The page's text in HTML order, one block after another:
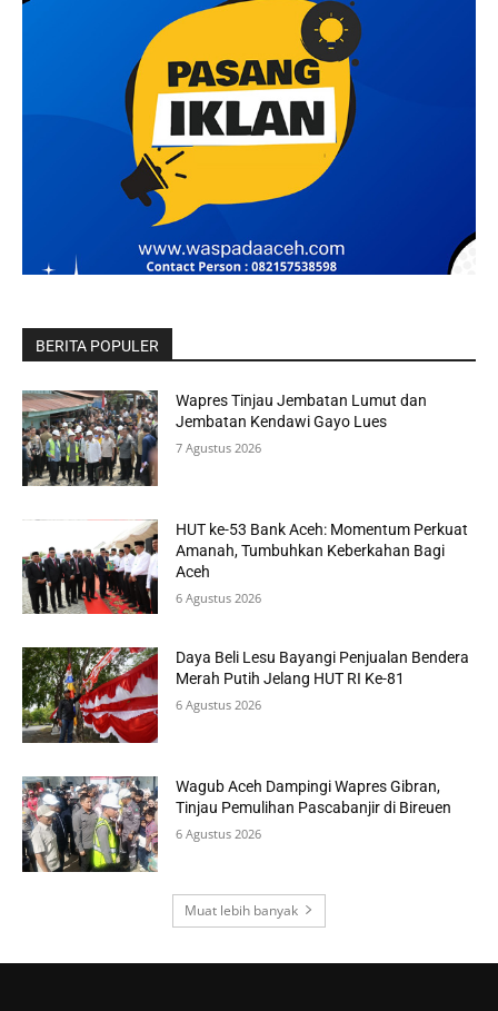
BERITA POPULER
Wapres Tinjau Jembatan Lumut dan
Jembatan Kendawi Gayo Lues
7 Agustus 2026
HUT ke-53 Bank Aceh: Momentum Perkuat
Amanah, Tumbuhkan Keberkahan Bagi
Aceh
6 Agustus 2026
Daya Beli Lesu Bayangi Penjualan Bendera
Merah Putih Jelang HUT RI Ke-81
6 Agustus 2026
Wagub Aceh Dampingi Wapres Gibran,
Tinjau Pemulihan Pascabanjir di Bireuen
6 Agustus 2026
Muat lebih banyak